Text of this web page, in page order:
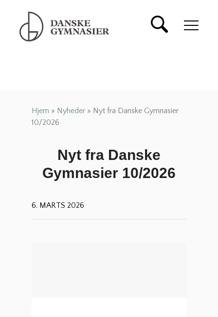
Hjem » Nyheder» Nyt fra Danske Gymnasier
10/2026
Nyt fra Danske
Gymnasier 10/2026
6. MARTS 2026